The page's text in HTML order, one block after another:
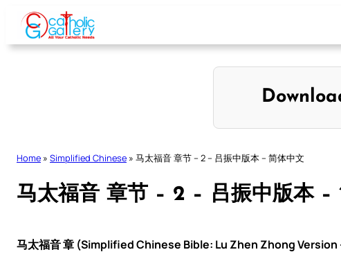
Skip
content
Home » Simplified Chinese » 马太福音 章节 – 2 – 吕振中版本 – 简体中文
马太福音 章节 – 2 – 吕振中版本 –
马太福音 章 (Simplified Chinese Bible: Lu Zhen Zhong Version